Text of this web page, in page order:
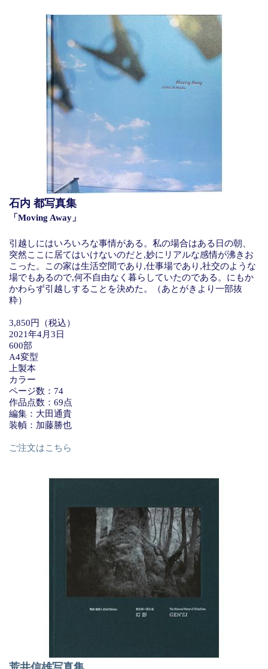
石内 都写真集
「Moving Away」
引越しにはいろいろな事情がある。私の場合はある日の朝、
突然ここに居てはいけないのだと,妙にリアルな感情が沸きお
こった。この家は生活空間であり,仕事場であり,社交のような
場でもあるので,何不自由なく暮らしていたのである。にもか
かわらず引越しすることを決めた。（あとがきより一部抜
粋）
3,850円（税込）
2021年4月3日
600部
A4変型
上製本
カラー
ページ数：74
作品点数：69点
編集：大田通貴
装幀：加藤勝也
ご注文はこちら